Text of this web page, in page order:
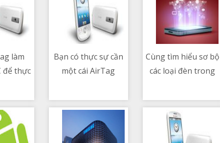
làm
để thực
Bạn có thực sự cần
một cái AirTag
Cùng tìm hiểu sơ bộ
các loại đèn trong